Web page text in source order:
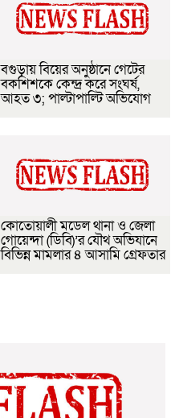
বগুড়ায় বিয়ের অনুষ্ঠানে গেটের
বকশিশকে কেন্দ্র করে সংঘর্ষ,
আহত ৩; পাল্টাপাল্টি অভিযোগ
কোতোয়ালী মডেল থানা ও জেলা
গোয়েন্দা (ডিবি)’র যৌথ অভিযানে
বিভিন্ন মামলার ৪ আসামি গ্রেফতার